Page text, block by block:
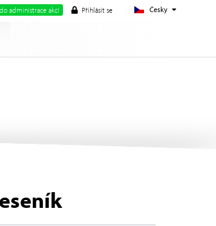
Česky
administrace akcí Přihlásit se